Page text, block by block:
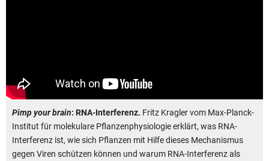
Pimp your brain: RNA-Interferenz. Fritz Kragler vom Max-Planck-
Institut für molekulare Pflanzenphysiologie erklärt, was RNA-
Interferenz ist, wie sich Pflanzen mit Hilfe dieses Mechanismus
gegen Viren schützen können und warum RNA-Interferenz als